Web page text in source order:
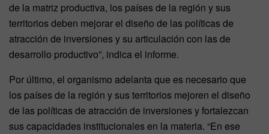
de la matriz productiva, los países de la región y sus
territorios deben mejorar el diseño de las políticas de
atracción de inversiones y su articulación con las de
desarrollo productivo”, indica el informe.
Por último, el organismo adelanta que es necesario que
los países de la región y sus territorios mejoren el diseño
de las políticas de atracción de inversiones y fortalezcan
sus capacidades institucionales en la materia. “En ese